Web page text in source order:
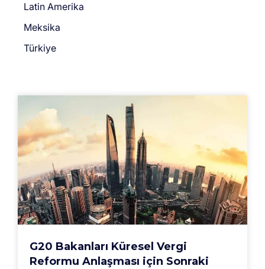
Latin Amerika
Meksika
Türkiye
G20 Bakanları Küresel Vergi
Reformu Anlaşması için Sonraki